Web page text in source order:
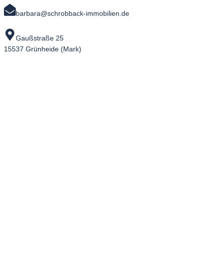
barbara@schrobback-immobilien.de
Gaußstraße 25
15537 Grünheide (Mark)